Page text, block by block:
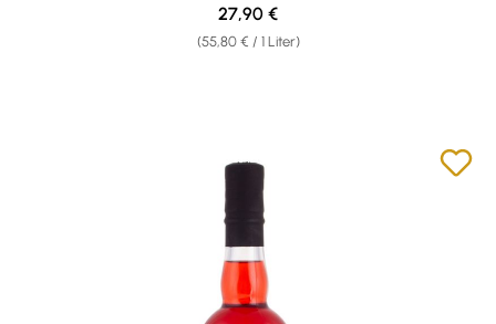
(55,80 € / 1 Liter)
Regulärer Preis:
27,90 €